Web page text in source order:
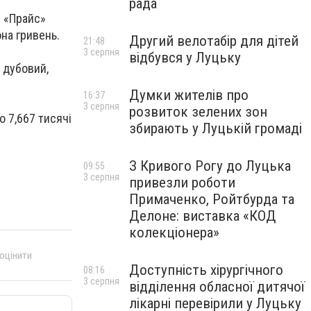
«Прайс»
гривень.
дубовий,
7,667 тисячі
рада
Другий велотабір для дітей
відбувся у Луцьку
21:48
3 серпня
Думки жителів про
розвиток зелених зон
збирають у Луцькій громаді
16:37
3 серпня
З Кривого Рогу до Луцька
привезли роботи
Примаченко, Ройтбурда та
Делоне: виставка «КОД
колекціонера»
09:55
3 серпня
Доступність хірургічного
відділення обласної дитячої
лікарні перевірили у Луцьку
08:16
3 серпня